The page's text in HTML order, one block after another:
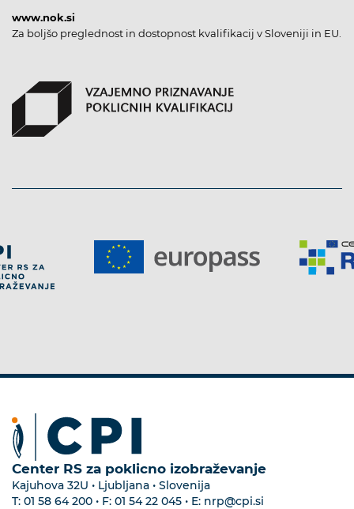
www.nok.si
Za boljšo preglednost in dostopnost kvalifikacij v Sloveniji in EU.
Center RS za poklicno izobraževanje
Kajuhova 32U • Ljubljana • Slovenija
T: 01 58 64 200 • F: 01 54 22 045 • E: nrp@cpi.si